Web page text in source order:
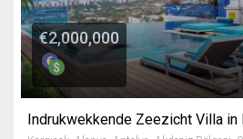
€2,000,000
Indrukwekkende Zeezicht Villa in